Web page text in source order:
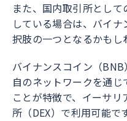
また、国内取引所とし
している場合は、バイ
択肢の一つとなるかもし
バイナンスコイン（
自のネットワークを通
ことが特徴で、イーサ
所（DEX）で利用可能で